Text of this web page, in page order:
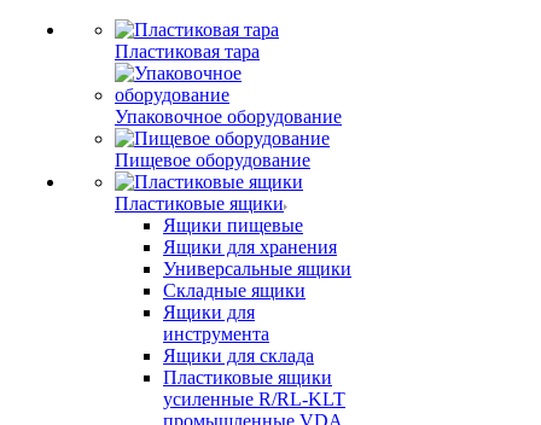
Пластиковая тара
Упаковочное оборудование
Пищевое оборудование
Пластиковые ящики
Ящики пищевые
Ящики для хранения
Универсальные ящики
Складные ящики
Ящики для
инструмента
Ящики для склада
Пластиковые ящики
усиленные R/RL-KLT
промышленные VDA